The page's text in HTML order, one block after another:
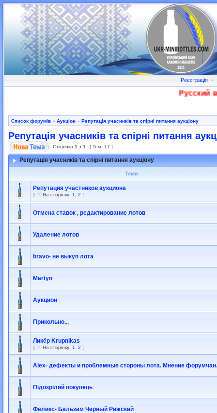
Реєстрація •
Русский
Список форумів » Аукціон » Репутація учасників та спірні питання аукціону
Репутація учасників та спірні питання
Сторінка 1 з 1 [ Тем: 17 ]
Репутація учасників та спірні питання аукціону
Теми
Репутация участников аукциона
[ На сторінку: 1 2 ]
Отмена ставок , редактирование лотов
Удаление лотов
bravo- не выкуп лота
Martyn
Аукцион
Прикольно...
Ликёр Krupnikas
[ На сторінку: 1 2 ]
Alex- дефекты и проблемные стороны лота. Мнение форумчан.
Підозрілий покупець
Феликс- Бальзам Черный Рижский